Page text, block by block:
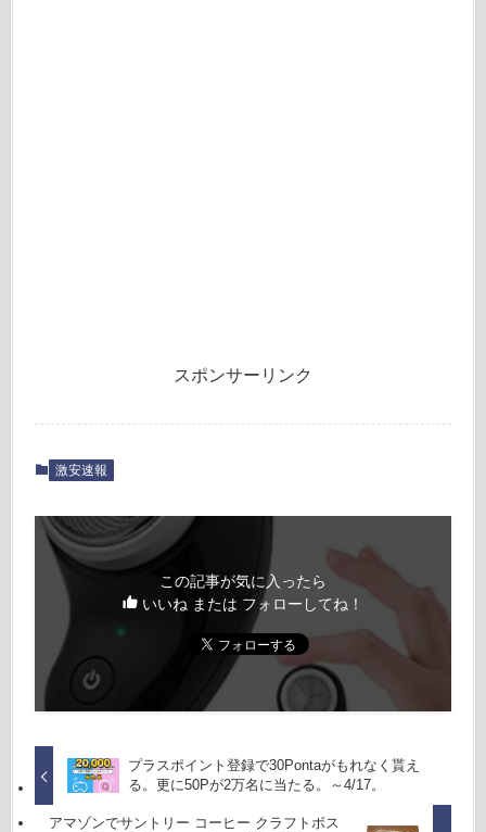
スポンサーリンク
激安速報
この記事が気に入ったら
いいね または フォローしてね！
プラスポイント登録で30Pontaがもれなく貰え
る。更に50Pが2万名に当たる。～4/17。
アマゾンでサントリー コーヒー クラフトボス